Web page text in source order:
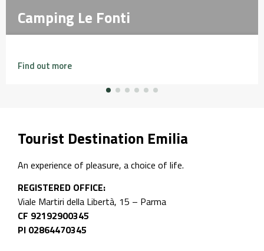
Camping Le Fonti
Camping Le Fonti
Find out more
Tourist Destination Emilia
An experience of pleasure, a choice of life.
REGISTERED OFFICE:
Viale Martiri della Libertà, 15 – Parma
CF 92192900345
PI 02864470345